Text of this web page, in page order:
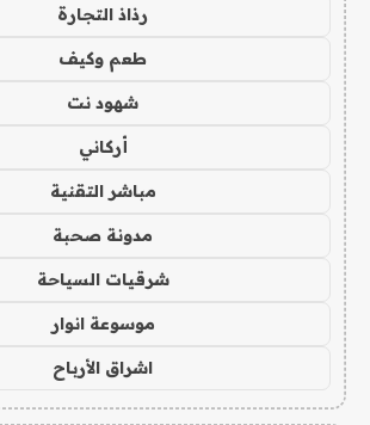
رذاذ التجارة
طعم وكيف
شهود نت
أركاني
مباشر التقنية
مدونة صحبة
شرقيات السياحة
موسوعة انوار
اشراق الأرباح